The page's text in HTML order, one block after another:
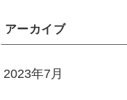
アーカイブ
2023年7月